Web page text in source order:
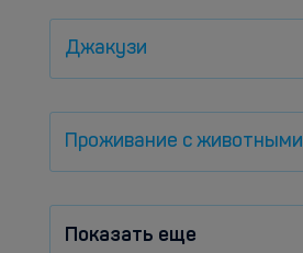
Джакузи
Проживание с животными
Показать еще